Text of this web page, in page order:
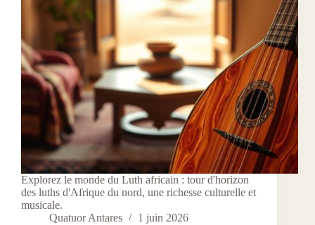
Explorez le monde du Luth africain : tour d'horizon
des luths d'Afrique du nord, une richesse culturelle et
musicale.
Quatuor Antares
1 juin 2026